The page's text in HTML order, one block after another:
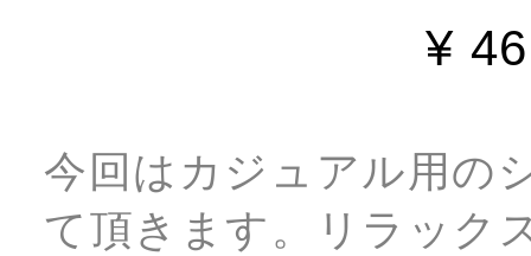
¥
今回はカジュアル用の
て頂きます。リラック